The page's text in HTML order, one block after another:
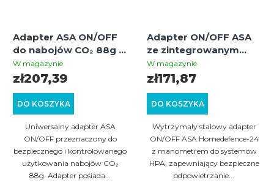
Adapter ASA ON/OFF
do nabojów CO₂ 88g z
manometrem — do
broni do samoobrony i
W magazynie
DO KOSZYKA
zł207,39
Uniwersalny adapter ASA
ON/OFF przeznaczony do
bezpiecznego i kontrolowanego
użytkowania nabojów CO₂
88g. Adapter posiada...
Adapter ON/OFF ASA
ze zintegrowanym
manometrem do butli
HPA – szybkie
kontrola ciśnienia
W magazynie
DO KOSZYKA
zł171,87
Wytrzymały stalowy adapter
ON/OFF ASA Homedefence-24
z manometrem do systemów
HPA, zapewniający bezpieczne
odpowietrzanie...